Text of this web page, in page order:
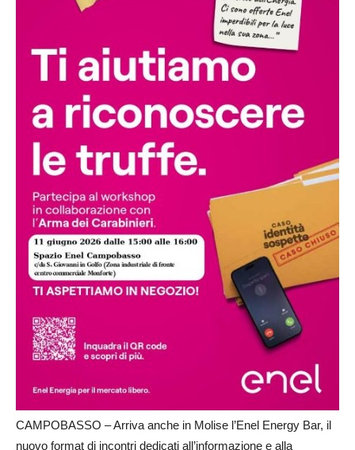
CAMPOBASSO – Arriva anche in Molise l’Enel Energy Bar, il
nuovo format di incontri dedicati all’informazione e alla